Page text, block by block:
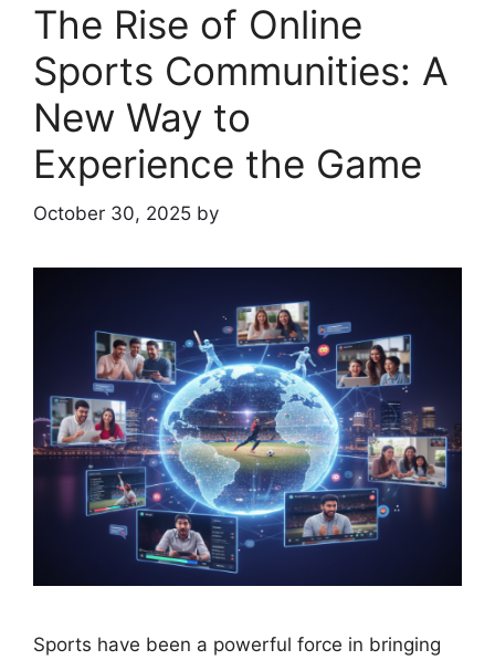
The Rise of Online
Sports Communities: A
New Way to
Experience the Game
October 30, 2025 by
Sports have been a powerful force in bringing